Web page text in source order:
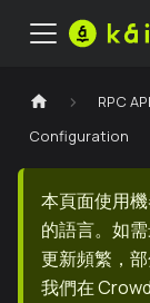
RPC
Configuration
本頁面使用
的語言。如
更新頻繁，
我們在